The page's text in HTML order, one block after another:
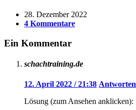
28. Dezember 2022
4 Kommentare
Ein Kommentar
schachtraining.de
12. April 2022 / 21:38 Antworten
Lösung (zum Ansehen anklicken):